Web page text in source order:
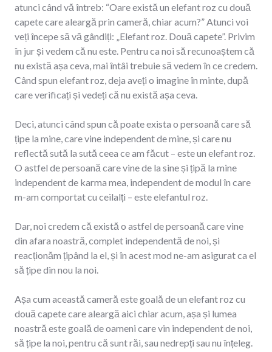
atunci când vă întreb: “Oare există un elefant roz cu două
capete care aleargă prin cameră, chiar acum?” Atunci voi
veți începe să vă gândiți: „Elefant roz. Două capete”. Privim
în jur și vedem că nu este. Pentru ca noi să recunoaștem că
nu există așa ceva, mai întâi trebuie să vedem în ce credem.
Când spun elefant roz, deja aveți o imagine în minte, după
care verificați și vedeți că nu există așa ceva.
Deci, atunci când spun că poate exista o persoană care să
țipe la mine, care vine independent de mine, și care nu
reflectă sută la sută ceea ce am făcut – este un elefant roz.
O astfel de persoană care vine de la sine și țipă la mine
independent de karma mea, independent de modul în care
m-am comportat cu ceilalți – este elefantul roz.
Dar, noi credem că există o astfel de persoană care vine
din afara noastră, complet independentă de noi, și
reacționăm țipând la el, și în acest mod ne-am asigurat ca el
să țipe din nou la noi.
Așa cum această cameră este goală de un elefant roz cu
două capete care aleargă aici chiar acum, așa și lumea
noastră este goală de oameni care vin independent de noi,
să țipe la noi, pentru că sunt răi, sau nedrepți sau nu înțeleg.